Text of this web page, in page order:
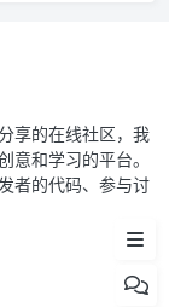
享的在线社区，我
和学习的平台。
者的代码、参与讨